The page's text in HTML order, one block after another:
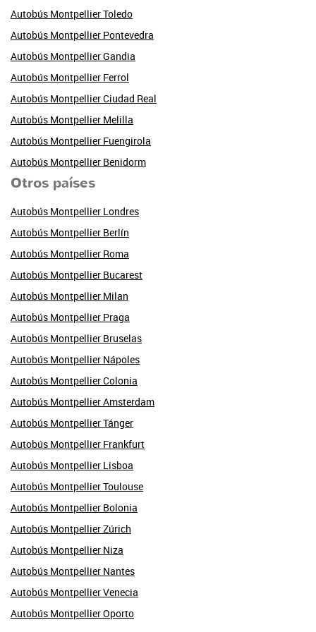
Autobús Montpellier Toledo
Autobús Montpellier Pontevedra
Autobús Montpellier Gandia
Autobús Montpellier Ferrol
Autobús Montpellier Ciudad Real
Autobús Montpellier Melilla
Autobús Montpellier Fuengirola
Autobús Montpellier Benidorm
Otros países
Autobús Montpellier Londres
Autobús Montpellier Berlín
Autobús Montpellier Roma
Autobús Montpellier Bucarest
Autobús Montpellier Milan
Autobús Montpellier Praga
Autobús Montpellier Bruselas
Autobús Montpellier Nápoles
Autobús Montpellier Colonia
Autobús Montpellier Amsterdam
Autobús Montpellier Tánger
Autobús Montpellier Frankfurt
Autobús Montpellier Lisboa
Autobús Montpellier Toulouse
Autobús Montpellier Bolonia
Autobús Montpellier Zúrich
Autobús Montpellier Niza
Autobús Montpellier Nantes
Autobús Montpellier Venecia
Autobús Montpellier Oporto